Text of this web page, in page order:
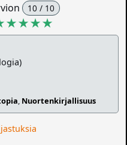
10 / 10
, Nuortenkirjallisuus